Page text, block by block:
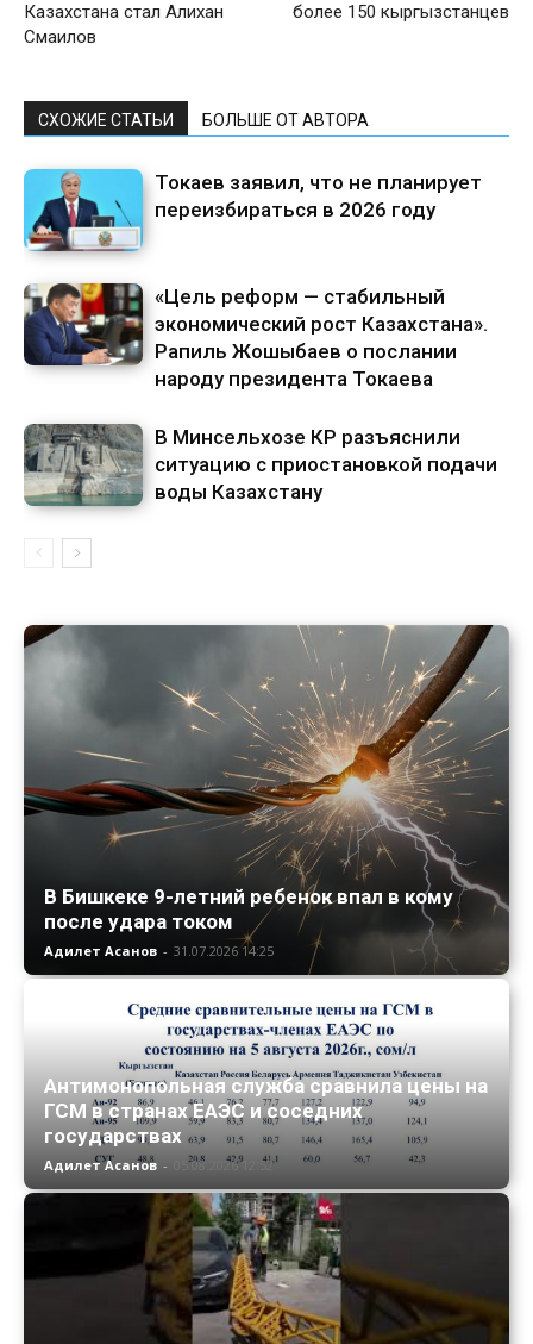
Казахстана стал Алихан
Смаилов
более 150 кыргызстанцев
СХОЖИЕ СТАТЬИ БОЛЬШЕ ОТ АВТОРА
Токаев заявил, что не планирует
переизбираться в 2026 году
«Цель реформ — стабильный
экономический рост Казахстана».
Рапиль Жошыбаев о послании
народу президента Токаева
В Минсельхозе КР разъяснили
ситуацию с приостановкой подачи
воды Казахстану
В Бишкеке 9-летний ребенок впал в кому
после удара током
Адилет Асанов - 31.07.2026 14:25
Антимонопольная служба сравнила цены на
ГСМ в странах ЕАЭС и соседних
государствах
Адилет Асанов - 05.08.2026 12:52